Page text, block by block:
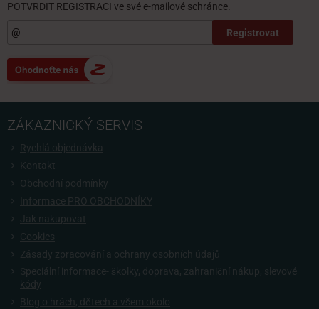
POTVRDIT REGISTRACI ve své e-mailové schránce.
Registrovat
ZÁKAZNICKÝ SERVIS
Rychlá objednávka
Kontakt
Obchodní podmínky
Informace PRO OBCHODNÍKY
Jak nakupovat
Cookies
Zásady zpracování a ochrany osobních údajů
Speciální informace- školky, doprava, zahraniční nákup, slevové
kódy
Blog o hrách, dětech a všem okolo